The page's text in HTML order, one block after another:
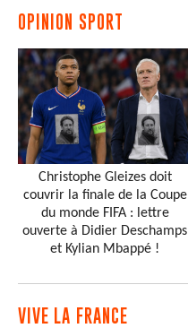
OPINION SPORT
Christophe Gleizes doit
couvrir la finale de la Coupe
du monde FIFA : lettre
ouverte à Didier Deschamps
et Kylian Mbappé !
VIVE LA FRANCE